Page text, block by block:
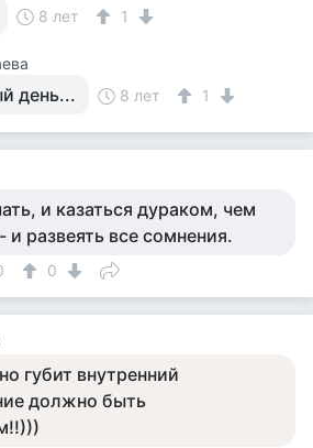
8 лет 1
день... 8 лет 1
и казаться дураком, чем
и развеять все сомнения.
0
губит внутренний
должно быть